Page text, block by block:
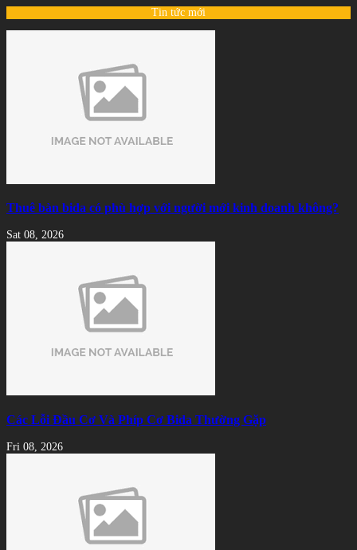
Tin tức mới
Thuê bàn bida có phù hợp với người mới kinh doanh không?
Sat 08, 2026
Các Lỗi Đầu Cơ Và Phíp Cơ Bida Thường Gặp
Fri 08, 2026